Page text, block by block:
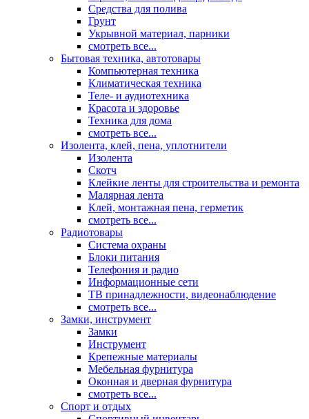
Средства для полива
Грунт
Укрывной материал, парники
смотреть все...
Бытовая техника, автотовары
Компьютерная техника
Климатическая техника
Теле- и аудиотехника
Красота и здоровье
Техника для дома
смотреть все...
Изолента, клей, пена, уплотнители
Изолента
Скотч
Клейкие ленты для строительства и ремонта
Малярная лента
Клей, монтажная пена, герметик
смотреть все...
Радиотовары
Система охраны
Блоки питания
Телефония и радио
Информационные сети
ТВ принадлежности, видеонаблюдение
смотреть все...
Замки, инструмент
Замки
Инструмент
Крепежные материалы
Мебельная фурнитура
Оконная и дверная фурнитура
смотреть все...
Спорт и отдых